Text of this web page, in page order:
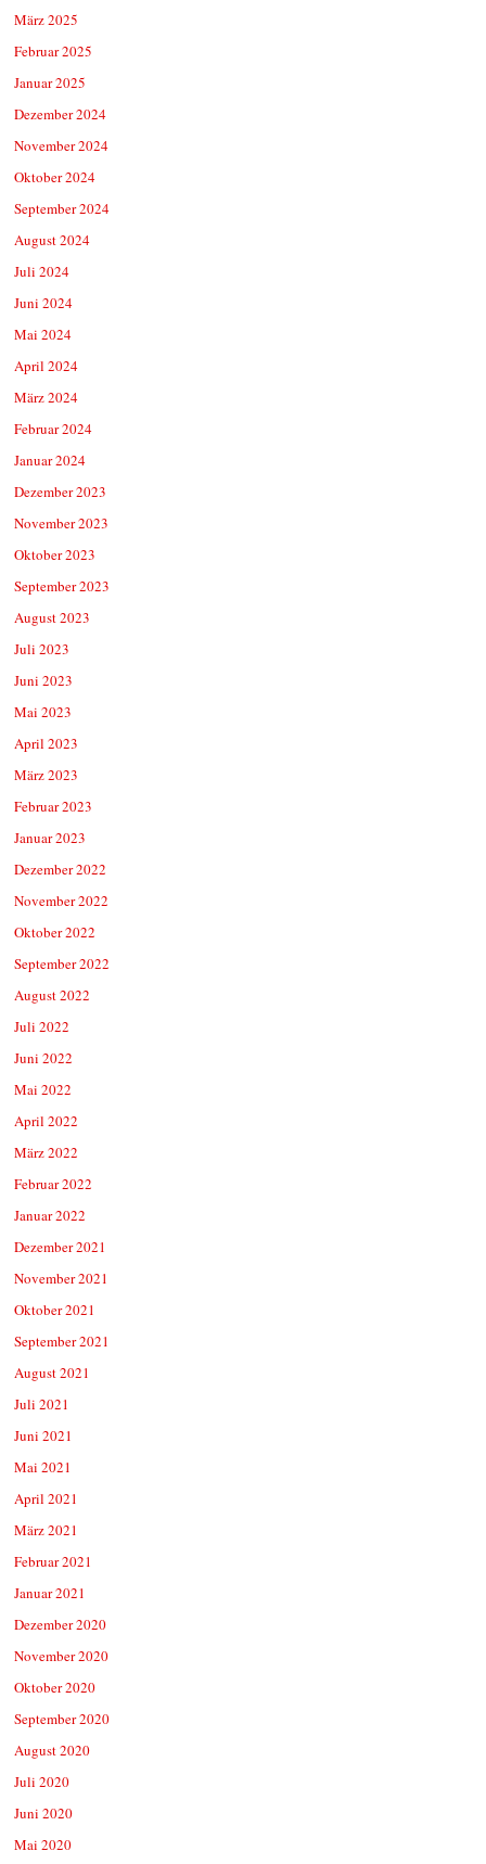
März 2025
Februar 2025
Januar 2025
Dezember 2024
November 2024
Oktober 2024
September 2024
August 2024
Juli 2024
Juni 2024
Mai 2024
April 2024
März 2024
Februar 2024
Januar 2024
Dezember 2023
November 2023
Oktober 2023
September 2023
August 2023
Juli 2023
Juni 2023
Mai 2023
April 2023
März 2023
Februar 2023
Januar 2023
Dezember 2022
November 2022
Oktober 2022
September 2022
August 2022
Juli 2022
Juni 2022
Mai 2022
April 2022
März 2022
Februar 2022
Januar 2022
Dezember 2021
November 2021
Oktober 2021
September 2021
August 2021
Juli 2021
Juni 2021
Mai 2021
April 2021
März 2021
Februar 2021
Januar 2021
Dezember 2020
November 2020
Oktober 2020
September 2020
August 2020
Juli 2020
Juni 2020
Mai 2020